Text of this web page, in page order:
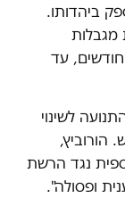
ביהדותו.
עד
לשינוי
הורוביץ,
נגד הרשת
ופסולה".